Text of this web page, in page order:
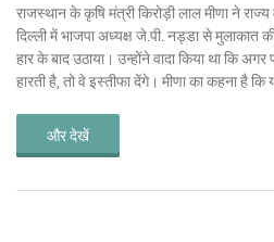
राजस्थान के कृषि मंत्री किरोड़ी लाल मीणा ने
दिल्ली में भाजपा अध्यक्ष जे.पी. नड्डा से मुलाकात
हार के बाद उठाया। उन्होंने वादा किया था कि अगर
हारती है, तो वे इस्तीफा देंगे। मीणा का कहना है
और देखें